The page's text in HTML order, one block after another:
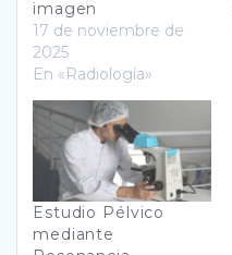
imagen
17 de noviembre de
2025
En «Radiología»
Estudio Pélvico
mediante